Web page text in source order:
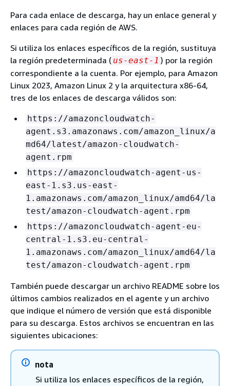
Para cada enlace de descarga, hay un enlace general y
enlaces para cada región de AWS.
Si utiliza los enlaces específicos de la región, sustituya
la región predeterminada ( us-east-1 ) por la región
correspondiente a la cuenta. Por ejemplo, para Amazon
Linux 2023, Amazon Linux 2 y la arquitectura x86-64,
tres de los enlaces de descarga válidos son:
https://amazoncloudwatch-
agent.s3.amazonaws.com/amazon_linux/a
md64/latest/amazon-cloudwatch-
agent.rpm
https://amazoncloudwatch-agent-us-
east-1.s3.us-east-
1.amazonaws.com/amazon_linux/amd64/la
test/amazon-cloudwatch-agent.rpm
https://amazoncloudwatch-agent-eu-
central-1.s3.eu-central-
1.amazonaws.com/amazon_linux/amd64/la
test/amazon-cloudwatch-agent.rpm
También puede descargar un archivo README sobre los
últimos cambios realizados en el agente y un archivo
que indique el número de versión que está disponible
para su descarga. Estos archivos se encuentran en las
siguientes ubicaciones:
nota
Si utiliza los enlaces específicos de la región,